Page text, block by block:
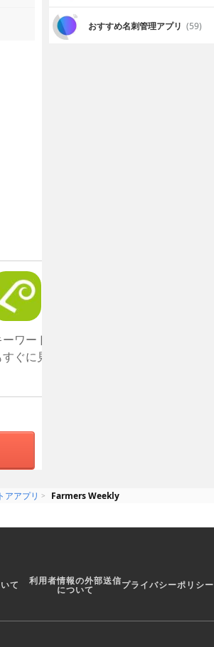
ーワード検索で欲しい本や情報
すぐに見つかる！
おすすめ名刺管理アプリ (59)
アアプリ
Farmers Weekly
て 利用者情報の外部送信
について プライバシーポリシー